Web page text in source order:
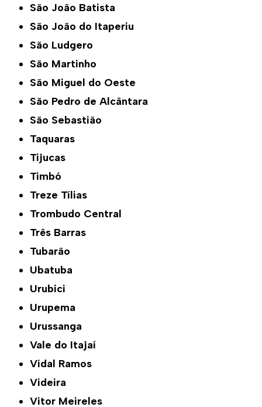
São João Batista
São João do Itaperiu
São Ludgero
São Martinho
São Miguel do Oeste
São Pedro de Alcântara
São Sebastião
Taquaras
Tijucas
Timbó
Treze Tílias
Trombudo Central
Três Barras
Tubarão
Ubatuba
Urubici
Urupema
Urussanga
Vale do Itajaí
Vidal Ramos
Videira
Vitor Meireles